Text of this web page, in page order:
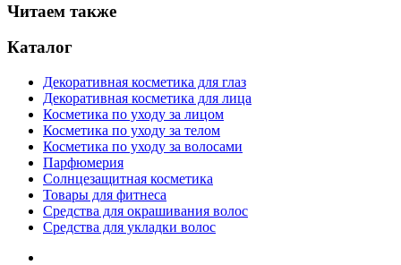
Читаем также
Каталог
Декоративная косметика для глаз
Декоративная косметика для лица
Косметика по уходу за лицом
Косметика по уходу за телом
Косметика по уходу за волосами
Парфюмерия
Солнцезащитная косметика
Товары для фитнеса
Средства для окрашивания волос
Средства для укладки волос